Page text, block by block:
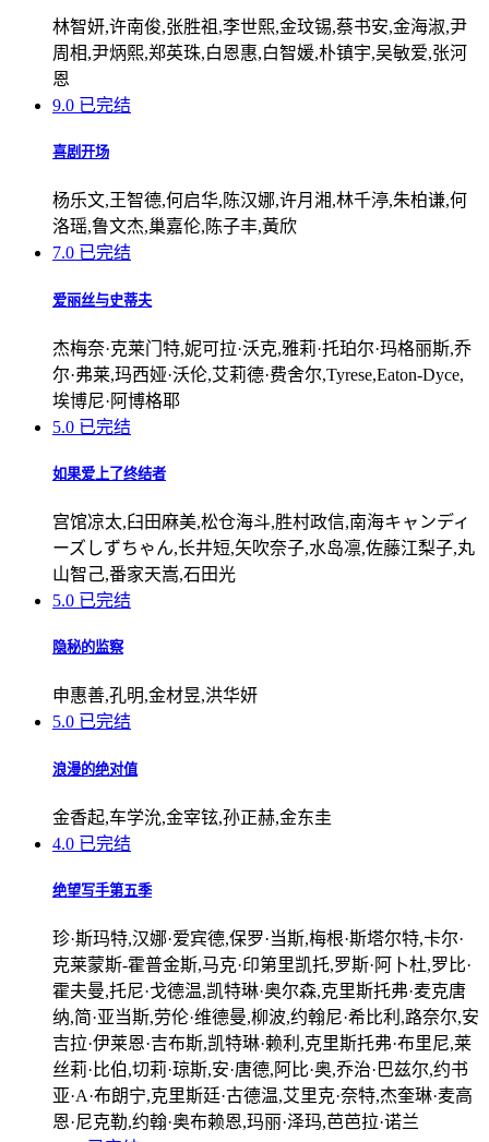
林智妍,许南俊,张胜祖,李世熙,金玟锡,蔡书安,金海淑,尹
周相,尹炳熙,郑英珠,白恩惠,白智媛,朴镇宇,吴敏爱,张河
恩
9.0 已完结
喜剧开场
杨乐文,王智德,何启华,陈汉娜,许月湘,林千渟,朱柏谦,何
洛瑶,鲁文杰,巢嘉伦,陈子丰,黃欣
7.0 已完结
爱丽丝与史蒂夫
杰梅奈·克莱门特,妮可拉·沃克,雅莉·托珀尔·玛格丽斯,乔
尔·弗莱,玛西娅·沃伦,艾莉德·费舍尔,Tyrese,Eaton-Dyce,
埃博尼·阿博格耶
5.0 已完结
如果爱上了终结者
宫馆凉太,臼田麻美,松仓海斗,胜村政信,南海キャンディ
ーズしずちゃん,长井短,矢吹奈子,水岛凛,佐藤江梨子,丸
山智己,番家天嵩,石田光
5.0 已完结
隐秘的监察
申惠善,孔明,金材昱,洪华妍
5.0 已完结
浪漫的绝对值
金香起,车学沇,金宰铉,孙正赫,金东圭
4.0 已完结
绝望写手第五季
珍·斯玛特,汉娜·爱宾德,保罗·当斯,梅根·斯塔尔特,卡尔·
克莱蒙斯-霍普金斯,马克·印第里凯托,罗斯·阿卜杜,罗比·
霍夫曼,托尼·戈德温,凯特琳·奥尔森,克里斯托弗·麦克唐
纳,简·亚当斯,劳伦·维德曼,柳波,约翰尼·希比利,路奈尔,安
吉拉·伊莱恩·吉布斯,凯特琳·赖利,克里斯托弗·布里尼,莱
丝莉·比伯,切莉·琼斯,安·唐德,阿比·奥,乔治·巴兹尔,约书
亚·A·布朗宁,克里斯廷·古德温,艾里克·奈特,杰奎琳·麦高
恩·尼克勒,约翰·奥布赖恩,玛丽·泽玛,芭芭拉·诺兰